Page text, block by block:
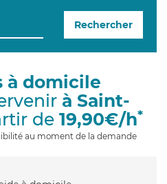
g
Rechercher
à domicile
à Saint-
de 19,90€/h*
au moment de la demande